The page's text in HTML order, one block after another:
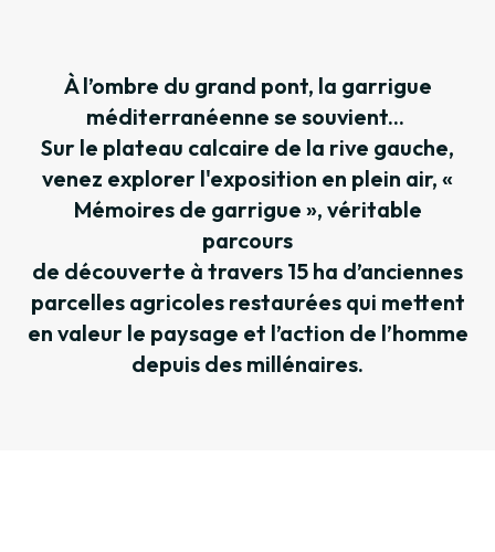
À l’ombre du grand pont, la garrigue
méditerranéenne se souvient...
Sur le plateau calcaire de la rive gauche,
venez explorer l'exposition en plein air, «
Mémoires de garrigue », véritable
parcours
de découverte à travers 15 ha d’anciennes
parcelles agricoles restaurées qui mettent
en valeur le paysage et l’action de l’homme
depuis des millénaires.